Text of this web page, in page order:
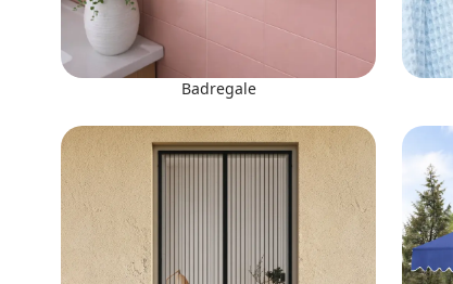
Badregale